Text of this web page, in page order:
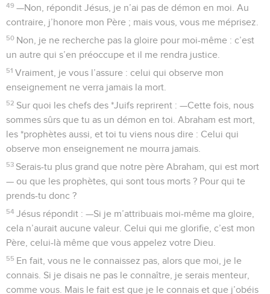
49 —Non, répondit Jésus, je n’ai pas de démon en moi. Au
contraire, j’honore mon Père ; mais vous, vous me méprisez.
50 Non, je ne recherche pas la gloire pour moi-même : c’est
un autre qui s’en préoccupe et il me rendra justice.
51 Vraiment, je vous l’assure : celui qui observe mon
enseignement ne verra jamais la mort.
52 Sur quoi les chefs des *Juifs reprirent : —Cette fois, nous
sommes sûrs que tu as un démon en toi. Abraham est mort,
les *prophètes aussi, et toi tu viens nous dire : Celui qui
observe mon enseignement ne mourra jamais.
53 Serais-tu plus grand que notre père Abraham, qui est mort
— ou que les prophètes, qui sont tous morts ? Pour qui te
prends-tu donc ?
54 Jésus répondit : —Si je m’attribuais moi-même ma gloire,
cela n’aurait aucune valeur. Celui qui me glorifie, c’est mon
Père, celui-là même que vous appelez votre Dieu.
55 En fait, vous ne le connaissez pas, alors que moi, je le
connais. Si je disais ne pas le connaître, je serais menteur,
comme vous. Mais le fait est que je le connais et que j’obéis